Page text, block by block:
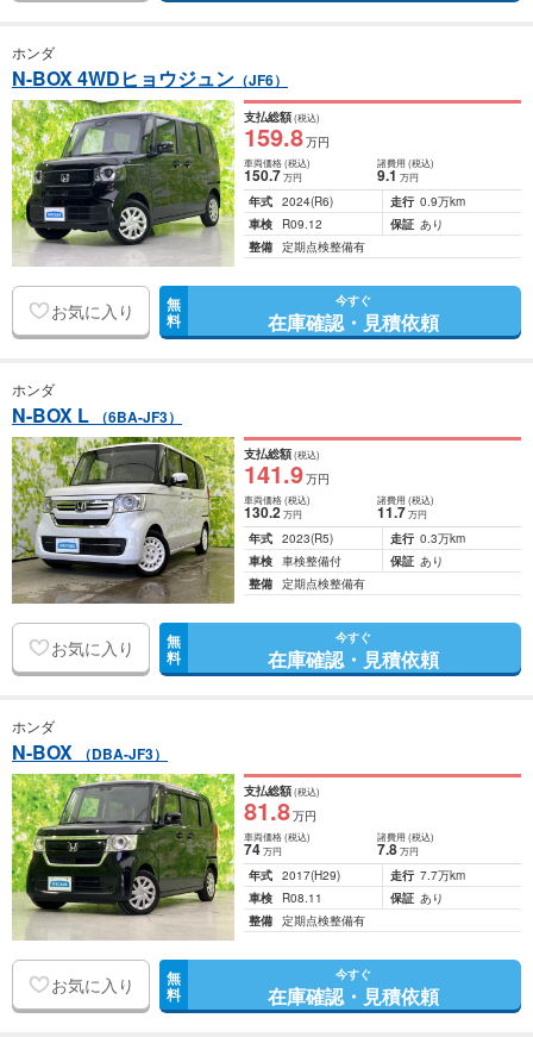
ホンダ
N-BOX 4WDヒョウジュン （JF6）
支払総額(税込)
159.8万円
車両価格(税込)
150.7万円
諸費用 (税込)
9.1 万円
年式 2024(R6) 走行 0.9万km
車検
R09.12 保証 あり
整備 定期点検整備有
お気に入り 無
料
今すぐ
在庫確認・見積依頼
ホンダ
N-BOX L （6BA-JF3）
支払総額(税込)
141.9万円
車両価格(税込)
130.2万円
諸費用 (税込)
11.7 万円
年式 2023(R5) 走行 0.3万km
車検 車検整備付 保証 あり
整備 定期点検整備有
お気に入り 無
料
今すぐ
在庫確認・見積依頼
ホンダ
N-BOX （DBA-JF3）
支払総額(税込)
81.8万円
車両価格(税込)
74万円
諸費用 (税込)
7.8 万円
年式 2017(H29) 走行 7.7万km
車検
R08.11 保証 あり
整備 定期点検整備有
お気に入り 無
料
今すぐ
在庫確認・見積依頼